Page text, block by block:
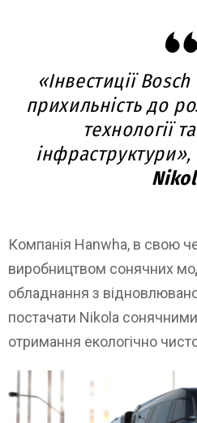
«Інвестиції
прихильність до
технології
інфраструктури»,
Компанія Hanwha, в свою
виробництвом сонячних
обладнання з
постачати Nikola
отримання екологічно